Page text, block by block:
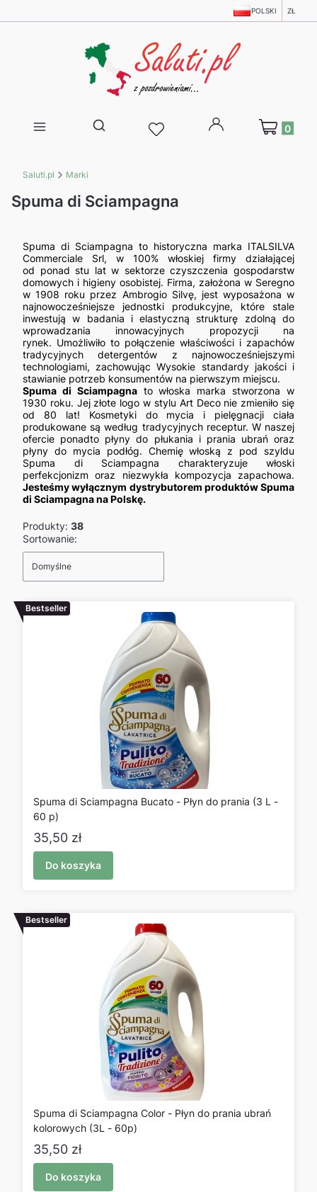
POLSKI ZŁ
Otwórz wyszukiwarkę
Produkty w
Saluti.pl Marki
Spuma di Sciampagna
Spuma di Sciampagna to historyczna marka ITALSILVA
Commerciale Srl, w 100% włoskiej firmy działającej
od ponad stu latw sektorze czyszczenia gospodarstw
domowych i higieny osobistej. Firma, założona w Seregno
w 1908 roku przez Ambrogio Silvę, jest wyposażona w
najnowocześniejsze jednostki produkcyjne, które stale
inwestują w badania i elastyczną strukturę zdolną do
wprowadzania innowacyjnych propozycji na
rynek. Umożliwiło to połączenie właściwości i zapachów
tradycyjnych detergentów z najnowocześniejszymi
technologiami, zachowującWysokie standardy jakościi
stawianie potrzeb konsumentów na pierwszym miejscu.
Spuma di Sciampagnato włoska marka stworzona w
1930 roku. Jej złote logo w stylu Art Deco nie zmieniło się
od 80 lat! Kosmetyki do mycia i pielęgnacji ciała
produkowane są według tradycyjnych receptur. W naszej
ofercie ponadto płyny do płukania i prania ubrań oraz
płyny do mycia podłóg. Chemię włoską z pod szyldu
Spuma di Sciampagna charakteryzuje włoski
perfekcjonizm oraz niezwykła kompozycja zapachowa.
Jesteśmy wyłącznym dystrybutorem produktów Spuma
di Sciampagna na Polskę.
Produkty: 38
Lista produktów
Sortowanie:
Domyślne
Bestseller
Spuma di Sciampagna Bucato - Płyn do prania (3 L -
60 p)
Cena
35,50 zł
Do koszyka
Bestseller
Spuma di Sciampagna Color - Płyn do prania ubrań
kolorowych (3L - 60p)
Cena
35,50 zł
Do koszyka